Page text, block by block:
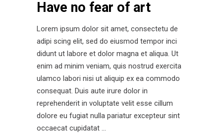
Have no fear of art
Lorem ipsum dolor sit amet, consectetu de
adipi scing elit, sed do eiusmod tempor inci
didunt ut labore et dolor magna et aliqua. Ut
enim ad minim veniam, quis nostrud exercita
ulamco labori nisi ut aliquip ex ea commodo
consequat. Duis aute irure dolor in
reprehenderit in voluptate velit esse cillum
dolore eu fugiat nulla pariatur excepteur sint
occaecat cupidatat